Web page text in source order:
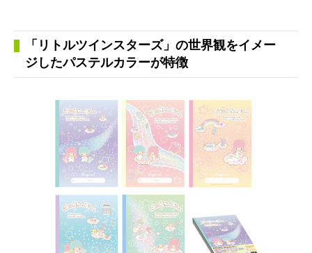
「リトルツインスターズ」の世界観をイメー
ジしたパステルカラーが特徴